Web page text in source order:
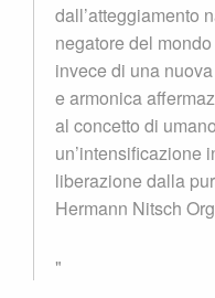
dall’atteggiamento
negatore del
invece di una
e armonica
al concetto di
un’intensificazione
liberazione dalla
Hermann Nitsch